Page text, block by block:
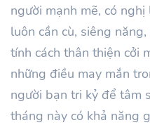
người mạnh mẽ, có
luôn cần cù, siêng
tính cách thân thiện cởi
những điều may mắn
người bạn tri kỷ để tâm
tháng này có khả năng